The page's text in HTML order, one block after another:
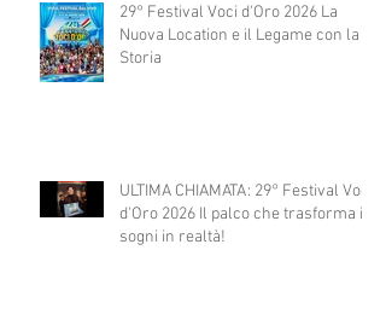
29° Festival Voci d'Oro 2026 La
Nuova Location e il Legame con la
Storia
ULTIMA CHIAMATA: 29° Festival Voci
d'Oro 2026 Il palco che trasforma i
sogni in realtà!